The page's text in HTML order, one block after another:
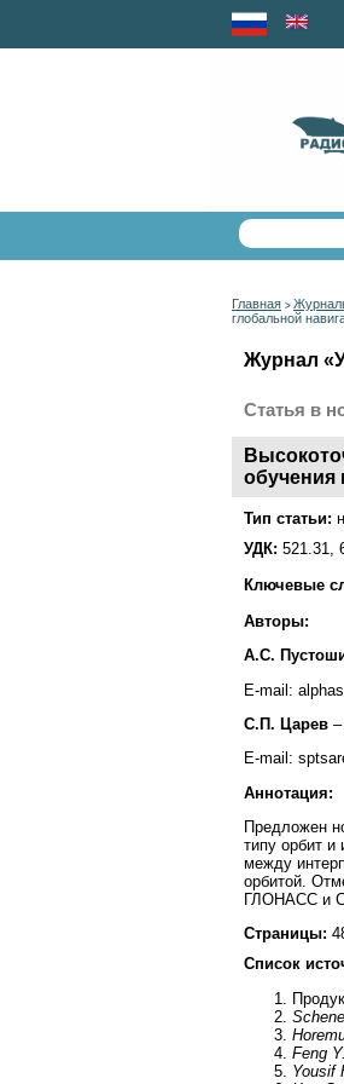
Главная >
глобальной
Журнал
Статья в
Тип статьи:
УДК: 521.31,
Ключевые
Авторы:
А.С.
E-mail:
С.П. Царев
E-mail:
Аннотация:
Предложен
типу орбит
между
орбитой.
ГЛОНАСС и
Страницы:
Список
Feng
Yousif